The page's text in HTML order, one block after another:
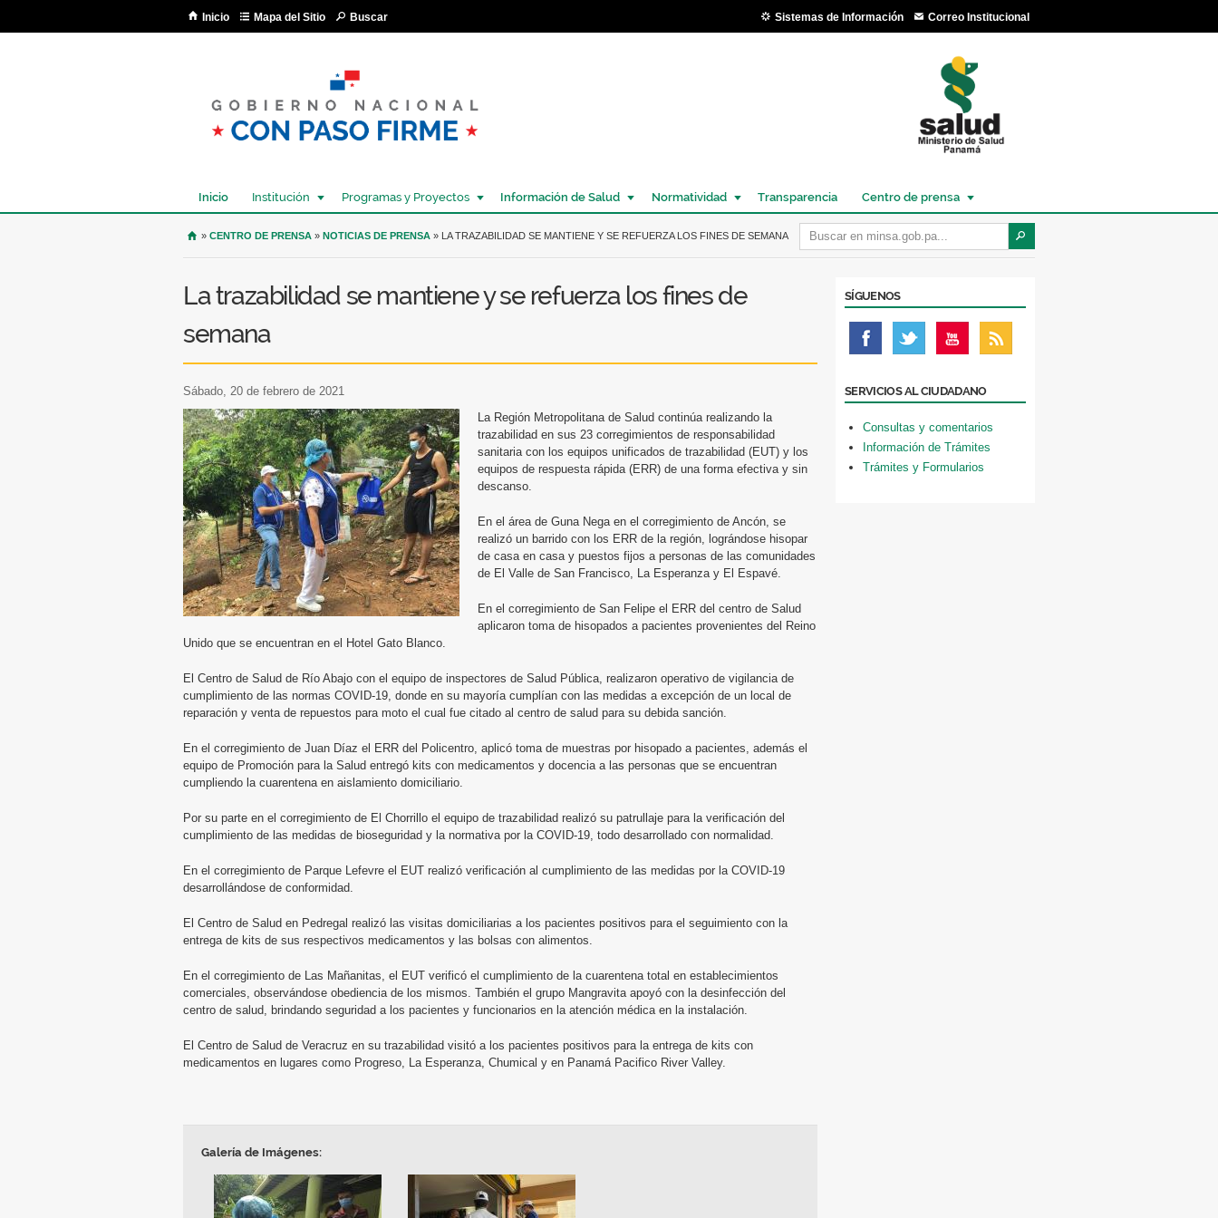
Inicio Mapa del Sitio Buscar Sistemas de Información Correo Institucional
Inicio Institución Programas y Proyectos Información de Salud Normatividad Transparencia Centro de prensa
USTED SE ENCUENTRA AQUÍ
» CENTRO DE PRENSA » NOTICIAS DE PRENSA » LA TRAZABILIDAD SE MANTIENE Y SE REFUERZA LOS FINES DE SEMANA
La trazabilidad se mantiene y se refuerza los fines de
semana
sábado, 20 de febrero de 2021
La Región Metropolitana de Salud continúa realizando la
trazabilidad en sus 23 corregimientos de responsabilidad
sanitaria con los equipos unificados de trazabilidad (EUT) y los
equipos de respuesta rápida (ERR) de una forma efectiva y sin
descanso.
En el área de Guna Nega en el corregimiento de Ancón, se
realizó un barrido con los ERR de la región, lográndose hisopar
de casa en casa y puestos fijos a personas de las comunidades
de El Valle de San Francisco, La Esperanza y El Espavé.
En el corregimiento de San Felipe el ERR del centro de Salud
aplicaron toma de hisopados a pacientes provenientes del Reino
Unido que se encuentran en el Hotel Gato Blanco.
El Centro de Salud de Río Abajo con el equipo de inspectores de Salud Pública, realizaron operativo de vigilancia de
cumplimiento de las normas COVID-19, donde en su mayoría cumplían con las medidas a excepción de un local de
reparación y venta de repuestos para moto el cual fue citado al centro de salud para su debida sanción.
En el corregimiento de Juan Díaz el ERR del Policentro, aplicó toma de muestras por hisopado a pacientes, además el
equipo de Promoción para la Salud entregó kits con medicamentos y docencia a las personas que se encuentran
cumpliendo la cuarentena en aislamiento domiciliario.
Por su parte en el corregimiento de El Chorrillo el equipo de trazabilidad realizó su patrullaje para la verificación del
cumplimiento de las medidas de bioseguridad y la normativa por la COVID-19, todo desarrollado con normalidad.
En el corregimiento de Parque Lefevre el EUT realizó verificación al cumplimiento de las medidas por la COVID-19
desarrollándose de conformidad.
El Centro de Salud en Pedregal realizó las visitas domiciliarias a los pacientes positivos para el seguimiento con la
entrega de kits de sus respectivos medicamentos y las bolsas con alimentos.
En el corregimiento de Las Mañanitas, el EUT verificó el cumplimiento de la cuarentena total en establecimientos
comerciales, observándose obediencia de los mismos. También el grupo Mangravita apoyó con la desinfección del
centro de salud, brindando seguridad a los pacientes y funcionarios en la atención médica en la instalación.
El Centro de Salud de Veracruz en su trazabilidad visitó a los pacientes positivos para la entrega de kits con
medicamentos en lugares como Progreso, La Esperanza, Chumical y en Panamá Pacifico River Valley.
Galería de Imágenes:
SÍGUENOS
SERVICIOS AL CIUDADANO
Consultas y comentarios
Información de Trámites
Trámites y Formularios